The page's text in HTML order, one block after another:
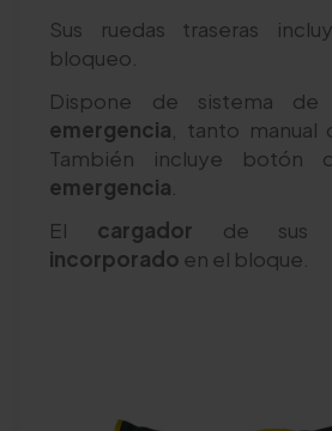
Sus ruedas traseras
bloqueo.
Dispone de sistema de
emergencia , tanto
También incluye botón
emergencia
El cargador de sus
incorporado en el bloque.